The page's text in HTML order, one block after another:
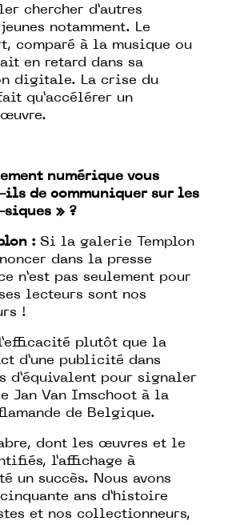
chercher d’autres
notamment. Le
comparé à la musique ou
en retard dans sa
digitale. La crise du
qu’accélérer un
numérique vous
de communiquer sur les
» ?
: Si la galerie Templon
dans la presse
n’est pas seulement pour
lecteurs sont nos
!
plutôt que la
d’une publicité dans
d’équivalent pour signaler
Jan Van Imschoot à la
de Belgique.
dont les œuvres et le
l’affichage à
un succès. Nous avons
ans d’histoire
et nos collectionneurs,